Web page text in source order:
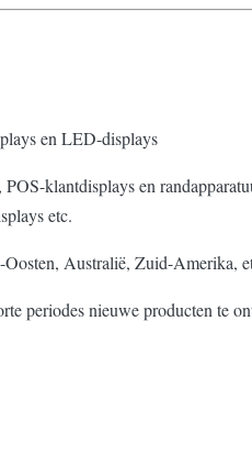
en LED-displays
klantdisplays en
etc.
Australië, Zuid-Amerika,
periodes nieuwe producten te